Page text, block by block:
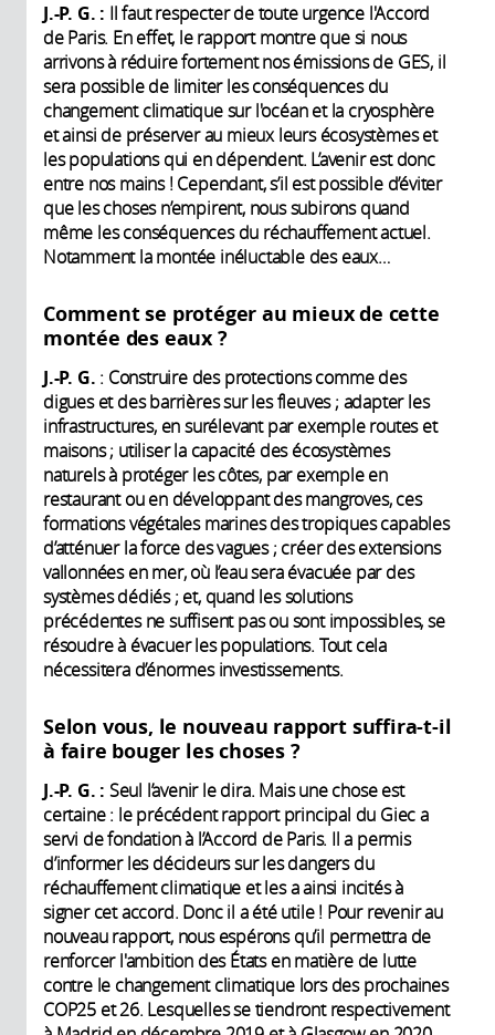
J.-P. G. : Il faut respecter de toute urgence l'Accord
de Paris. En effet, le rapport montre que si nous
arrivons à réduire fortement nos émissions de GES, il
sera possible de limiter les conséquences du
changement climatique sur l'océan et la cryosphère
et ainsi de préserver au mieux leurs écosystèmes et
les populations qui en dépendent. L’avenir est donc
entre nos mains ! Cependant, s’il est possible d’éviter
que les choses n’empirent, nous subirons quand
même les conséquences du réchauffement actuel.
Notamment la montée inéluctable des eaux…
Comment se protéger au mieux de cette
montée des eaux ?
J.-P. G. : Construire des protections comme des
digues et des barrières sur les fleuves ; adapter les
infrastructures, en surélevant par exemple routes et
maisons ; utiliser la capacité des écosystèmes
naturels à protéger les côtes, par exemple en
restaurant ou en développant des mangroves, ces
formations végétales marines des tropiques capables
d’atténuer la force des vagues ; créer des extensions
vallonnées en mer, où l’eau sera évacuée par des
systèmes dédiés ; et, quand les solutions
précédentes ne suffisent pas ou sont impossibles, se
résoudre à évacuer les populations. Tout cela
nécessitera d’énormes investissements.
Selon vous, le nouveau rapport suffira-t-il
à faire bouger les choses ?
J.-P. G. : Seul l’avenir le dira. Mais une chose est
certaine : le précédent rapport principal du Giec a
servi de fondation à l’Accord de Paris. Il a permis
d’informer les décideurs sur les dangers du
réchauffement climatique et les a ainsi incités à
signer cet accord. Donc il a été utile ! Pour revenir au
nouveau rapport, nous espérons qu’il permettra de
renforcer l'ambition des États en matière de lutte
contre le changement climatique lors des prochaines
COP25 et 26. Lesquelles se tiendront respectivement